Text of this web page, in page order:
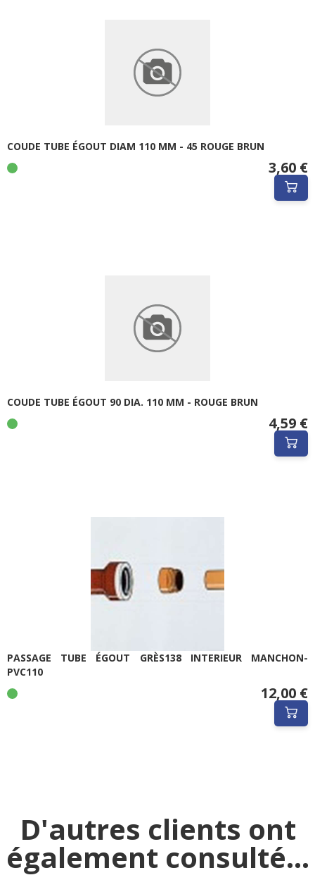
COUDE TUBE ÉGOUT DIAM 110 MM - 45 ROUGE BRUN
3,60 €
COUDE TUBE ÉGOUT 90 DIA. 110 MM - ROUGE BRUN
4,59 €
PASSAGE TUBE ÉGOUT GRÈS138 INTERIEUR MANCHON-
PVC110
12,00 €
D'autres clients ont
également consulté...